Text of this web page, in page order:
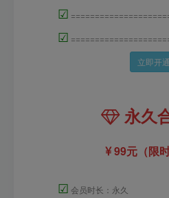
☑
☑
立即开通
永久
99元（限时
☑ 会员时长：永久